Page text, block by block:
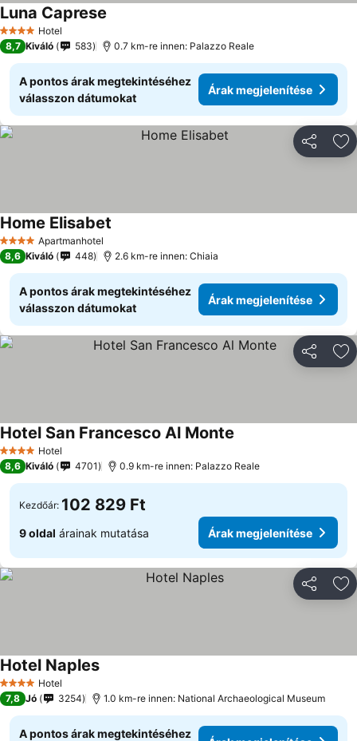
4 KategóriaHotel
Luna Caprese
8,7 Kiváló 583 0.7 km-re innen: Palazzo Reale
A pontos árak megtekintéséhez
válasszon dátumokat
Árak megjelenítése
4 KategóriaApartmanhotel
Home Elisabet
8,6 Kiváló 448 2.6 km-re innen: Chiaia
A pontos árak megtekintéséhez
válasszon dátumokat
Árak megjelenítése
4 KategóriaHotel
Hotel San Francesco Al Monte
8,6 Kiváló 4701 0.9 km-re innen: Palazzo Reale
Kezdőár: 102 829 Ft
9 oldal árainak mutatása Árak megjelenítése
4 KategóriaHotel
Hotel Naples
7,8 Jó 3254 1.0 km-re innen: National Archaeological Museum
A pontos árak megtekintéséhez